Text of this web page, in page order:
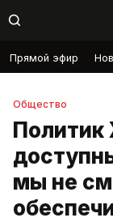
Прямой эфир
Общество
Политик
мы не